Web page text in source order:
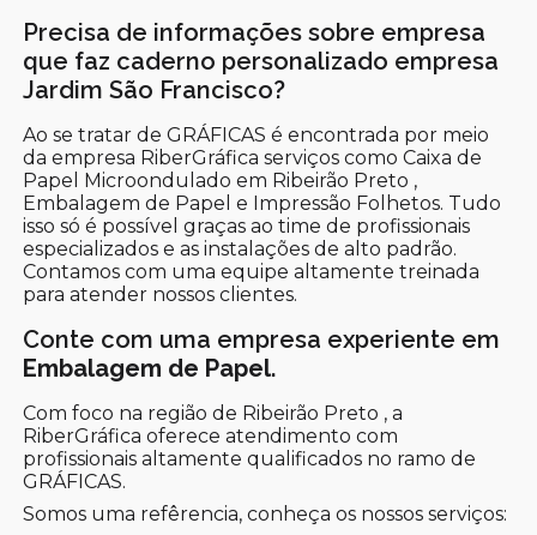
Precisa de informações sobre empresa
que faz caderno personalizado empresa
Jardim São Francisco?
Ao se tratar de GRÁFICAS é encontrada por meio
da empresa RiberGráfica serviços como Caixa de
Papel Microondulado em Ribeirão Preto ,
Embalagem de Papel e Impressão Folhetos. Tudo
isso só é possível graças ao time de profissionais
especializados e as instalações de alto padrão.
Contamos com uma equipe altamente treinada
para atender nossos clientes.
Conte com uma empresa experiente em
Embalagem de Papel.
Com foco na região de Ribeirão Preto , a
RiberGráfica oferece atendimento com
profissionais altamente qualificados no ramo de
GRÁFICAS.
Somos uma refêrencia, conheça os nossos serviços: